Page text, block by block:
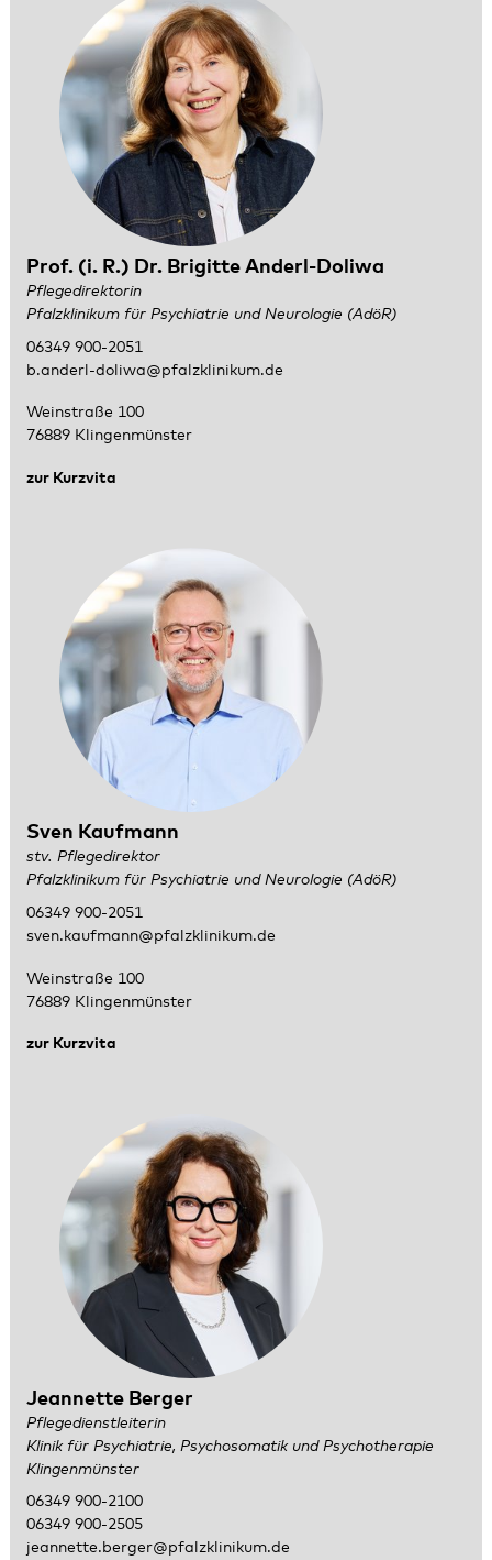
Prof. (i. R.) Dr. Brigitte Anderl-Doliwa
Pflegedirektorin
Pfalzklinikum für Psychiatrie und Neurologie (AdöR)
06349 900-2051
b.anderl-doliwa@pfalzklinikum.de
Weinstraße 100
76889 Klingenmünster
zur Kurzvita
Sven Kaufmann
stv. Pflegedirektor
Pfalzklinikum für Psychiatrie und Neurologie (AdöR)
06349 900-2051
sven.kaufmann@pfalzklinikum.de
Weinstraße 100
76889 Klingenmünster
zur Kurzvita
Jeannette Berger
Pflegedienstleiterin
Klinik für Psychiatrie, Psychosomatik und Psychotherapie
Klingenmünster
06349 900-2100
06349 900-2505
jeannette.berger@pfalzklinikum.de